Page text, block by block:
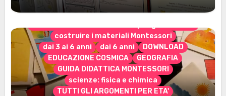
costruire i materiali Montessori
dai 3 ai 6 anni
dai 6 anni
DOWNLOAD
EDUCAZIONE COSMICA
GEOGRAFIA
GUIDA DIDATTICA MONTESSORI
scienze: fisica e chimica
TUTTI GLI ARGOMENTI PER ETA'